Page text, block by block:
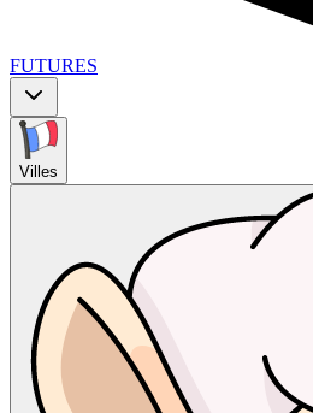
FUTURES
Villes